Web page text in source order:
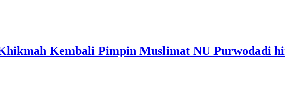
Kembali Pimpin Muslimat NU Purwodadi